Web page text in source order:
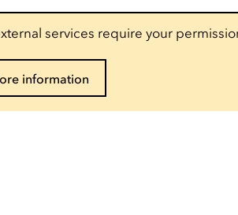
services require your
information